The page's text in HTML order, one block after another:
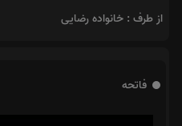
از طرف : خانواده رضایی
فاتحه